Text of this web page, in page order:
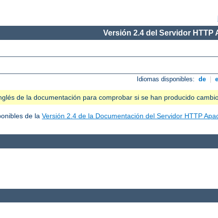
Versión 2.4 del Servidor HTTP
Idiomas disponibles: de
de la documentación para comprobar si se han producido
de la Versión 2.4 de la Documentación del Servidor HTTP